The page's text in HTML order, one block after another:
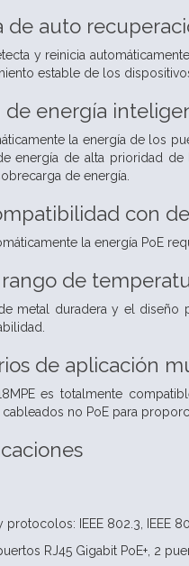
de auto
y reinicia
estable de los
de energía
la energía de los
energía de alta prioridad
de energía.
con
la energía PoE
de
metal duradera y el
de aplicación
es totalmente
no PoE para
protocolos: IEEE 802.3, IEEE
RJ45 Gigabit PoE+, 2